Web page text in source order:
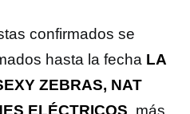
confirmados se
hasta la fecha LA
ZEBRAS, NAT
ELÉCTRICOS , más